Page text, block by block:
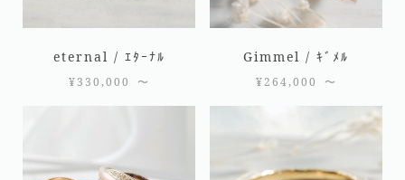
eternal / ｴﾀｰﾅﾙ
¥330,000 〜
Gimmel / ｷﾞﾒﾙ
¥264,000 〜